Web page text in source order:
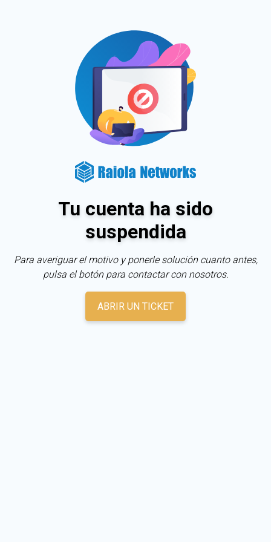
Tu cuenta ha sido
suspendida
Para averiguar el motivo y ponerle solución cuanto antes,
pulsa el botón para contactar con nosotros.
ABRIR UN TICKET